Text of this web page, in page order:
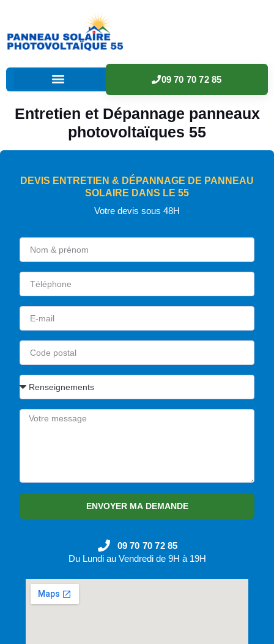
09 70 70 72 85
Entretien et Dépannage panneaux
photovoltaïques 55
DEVIS ENTRETIEN & DÉPANNAGE DE PANNEAU
SOLAIRE DANS LE 55
Votre devis sous 48H
ENVOYER MA DEMANDE
09 70 70 72 85
Du Lundi au Vendredi de 9H à 19H